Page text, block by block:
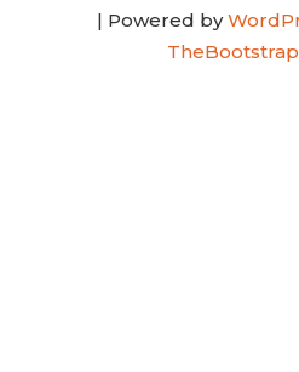
| Powered by